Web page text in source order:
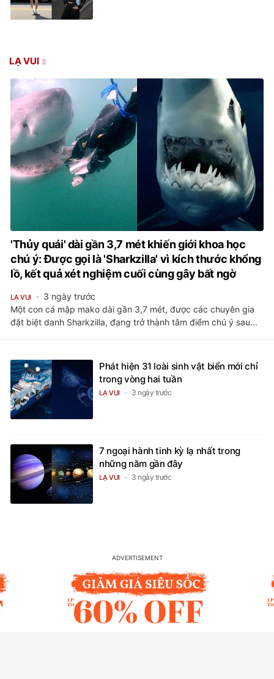
LẠ VUI
'Thủy quái' dài gần 3,7 mét khiến giới khoa học
chú ý: Được gọi là 'Sharkzilla' vì kích thước khổng
lồ, kết quả xét nghiệm cuối cùng gây bất ngờ
LẠ VUI
3 ngày trước
Một con cá mập mako dài gần 3,7 mét, được các chuyên gia
đặt biệt danh Sharkzilla, đang trở thành tâm điểm chú ý sau...
Phát hiện 31 loài sinh vật biển mới chỉ
trong vòng hai tuần
LẠ VUI 3 ngày trước
7 ngoại hành tinh kỳ lạ nhất trong
những năm gần đây
LẠ VUI 3 ngày trước